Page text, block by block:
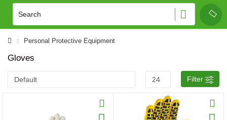
Personal Protective Equipment
Gloves
Filter